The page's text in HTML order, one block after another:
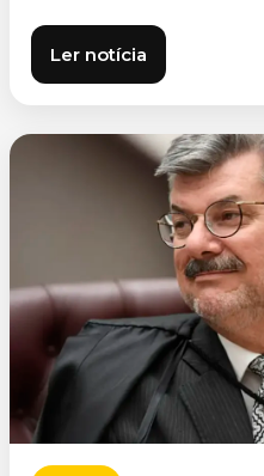
Ler notícia